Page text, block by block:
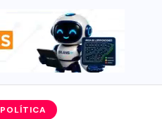
POLÍTICA
23 FEBRERO, 2024